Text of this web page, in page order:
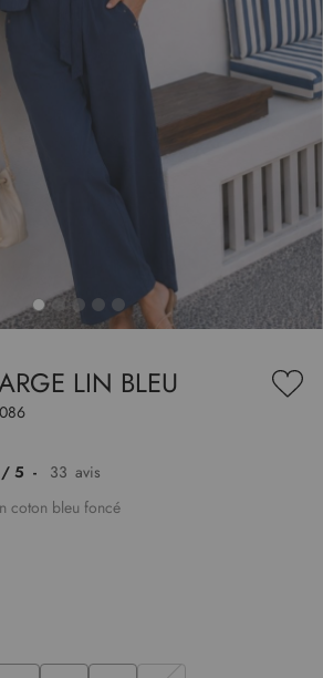
LIN BLEU
à
/ 5 - 33 avis
coton bleu foncé
pour un parfait maintien du dos
détails boutons décoratifs